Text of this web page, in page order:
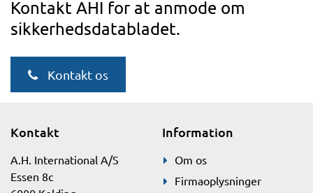
Kontakt AHI for at anmode om
sikkerhedsdatabladet.
Kontakt os
Kontakt
A.H. International A/S
Essen 8c
Information
Om os
Firmaoplysninger